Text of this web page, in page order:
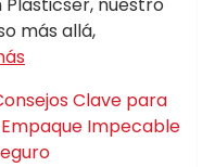
más allá,
Clave para
Impecable